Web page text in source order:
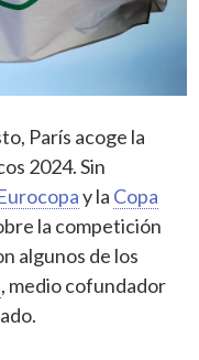
París acoge la
2024. Sin
y la Copa
la competición
algunos de los
, medio cofundador